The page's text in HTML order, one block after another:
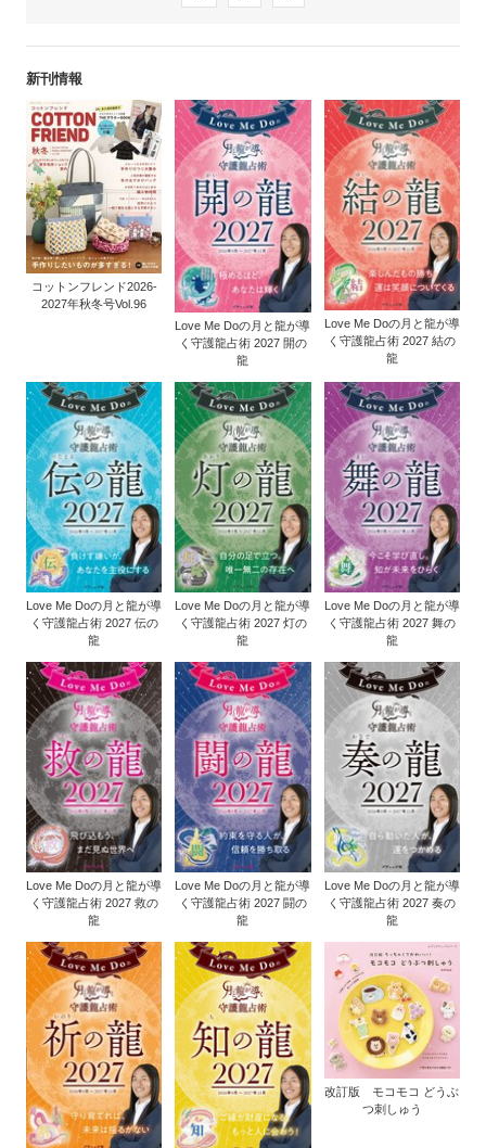
新刊情報
コットンフレンド2026-
2027年秋冬号Vol.96
Love Me Doの月と龍が導
く守護龍占術 2027 開の
龍
Love Me Doの月と龍が導
く守護龍占術 2027 結の
龍
Love Me Doの月と龍が導
く守護龍占術 2027 伝の
龍
Love Me Doの月と龍が導
く守護龍占術 2027 灯の
龍
Love Me Doの月と龍が導
く守護龍占術 2027 舞の
龍
Love Me Doの月と龍が導
く守護龍占術 2027 救の
龍
Love Me Doの月と龍が導
く守護龍占術 2027 闘の
龍
Love Me Doの月と龍が導
く守護龍占術 2027 奏の
龍
改訂版 モコモコ どうぶ
つ刺しゅう